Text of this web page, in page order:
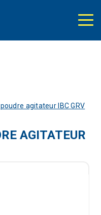
agitateur IBC GRV
AGITATEUR